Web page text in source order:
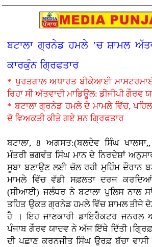
ਬਟਾਲਾ ਗ੍ਰਨੇਡ ਹਮਲੇ ’ਚ ਸ਼ਾਮਲ
ਕਾਰਕੁੰਨ ਗ੍ਰਿਫਤਾਰ
* ਪੁਰਤਗਾਲ ਅਧਾਰਤ ਬੀਕੇਆਈ
ਰਿਹਾ ਸੀ ਅੱਤਵਾਦੀ ਮਾਡਿਊਲ: ਡੀਜੀਪੀ ਗੌਰਵ
* ਬਟਾਲਾ ਗ੍ਰਨੇਡ ਹਮਲੇ ਦੇ ਮਾਮਲੇ ਵਿੱਚ,
ਦੋ ਵਿਅਕਤੀ ਕੀਤੇ ਗਏ ਸਨ ਗ੍ਰਿਫਤਾਰ
ਬਟਾਲਾ, 8 ਅਗਸਤ:(ਬਲਦੇਵ ਸਿੰਘ
ਮੰਤਰੀ ਭਗਵੰਤ ਸਿੰਘ ਮਾਨ ਦੇ ਨਿਰਦੇਸ਼ਾਂ
ਸੂਬਾ ਬਣਾਉਣ ਲਈ ਚੱਲ ਰਹੀ ਮੁਹਿੰਮ ਦੌਰਾਨ
ਮਾਮਲੇ ਵਿੱਚ ਵੱਡੀ ਸਫ਼ਲਤਾ ਦਰਜ
(ਸੀਆਈ) ਜਲੰਧਰ ਨੇ ਬਟਾਲਾ ਪੁਲਿਸ ਨਾਲ
ਤਹਿਤ ਉਕਤ ਗ੍ਰਨੇਡ ਹਮਲੇ ਵਿੱਚ ਸ਼ਾਮਲ ਤੀਜੇ
ਹੈ । ਇਹ ਜਾਣਕਾਰੀ ਡਾਇਰੈਕਟਰ ਜਨਰਲ
ਪੰਜਾਬ ਗੌਰਵ ਯਾਦਵ ਨੇ ਅੱਜ ਇੱਥੇ
ਦੀ ਪਛਾਣ ਕਰਨਜੀਤ ਸਿੰਘ ਉਰਫ਼ ਬੱਚਾ ਵਾਸੀ